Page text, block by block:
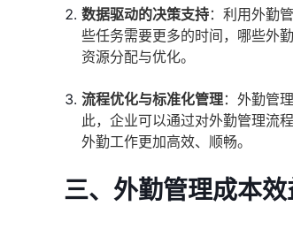
数据驱动的决策支持：利用外勤
些任务需要更多的时间，哪些外
资源分配与优化。
流程优化与标准化管理：外勤管
此，企业可以通过对外勤管理流
外勤工作更加高效、顺畅。
三、外勤管理成本